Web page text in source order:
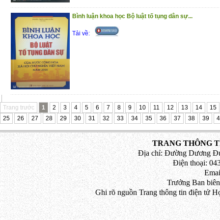
Trân trọng giới thiệu đến bạn đọc!
(4/11/2020)
Bình luận khoa học Bộ luật tố tụng dân sự...
Tải về:
Trang trước 1 2 3 4 5 6 7 8 9 10 11 12 13 14
15
25
26 27 28 29 30 31 32 33 34 35 36 37 38 39
TRANG THÔNG
Địa chỉ: Đường Dương
Điện thoại:
Trưởng Ban
Ghi rõ nguồn Trang thông tin điện tử